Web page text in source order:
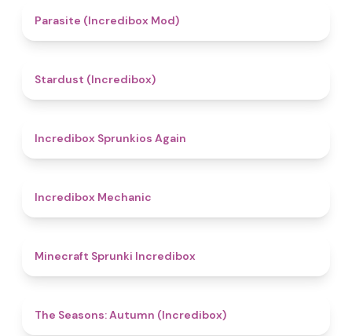
Parasite (Incredibox Mod)
Stardust (Incredibox)
Incredibox Sprunkios Again
Incredibox Mechanic
Minecraft Sprunki Incredibox
The Seasons: Autumn (Incredibox)